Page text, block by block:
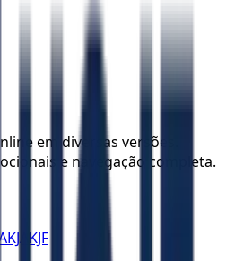
em diversas versões.
e navegação completa.
KJA KJF